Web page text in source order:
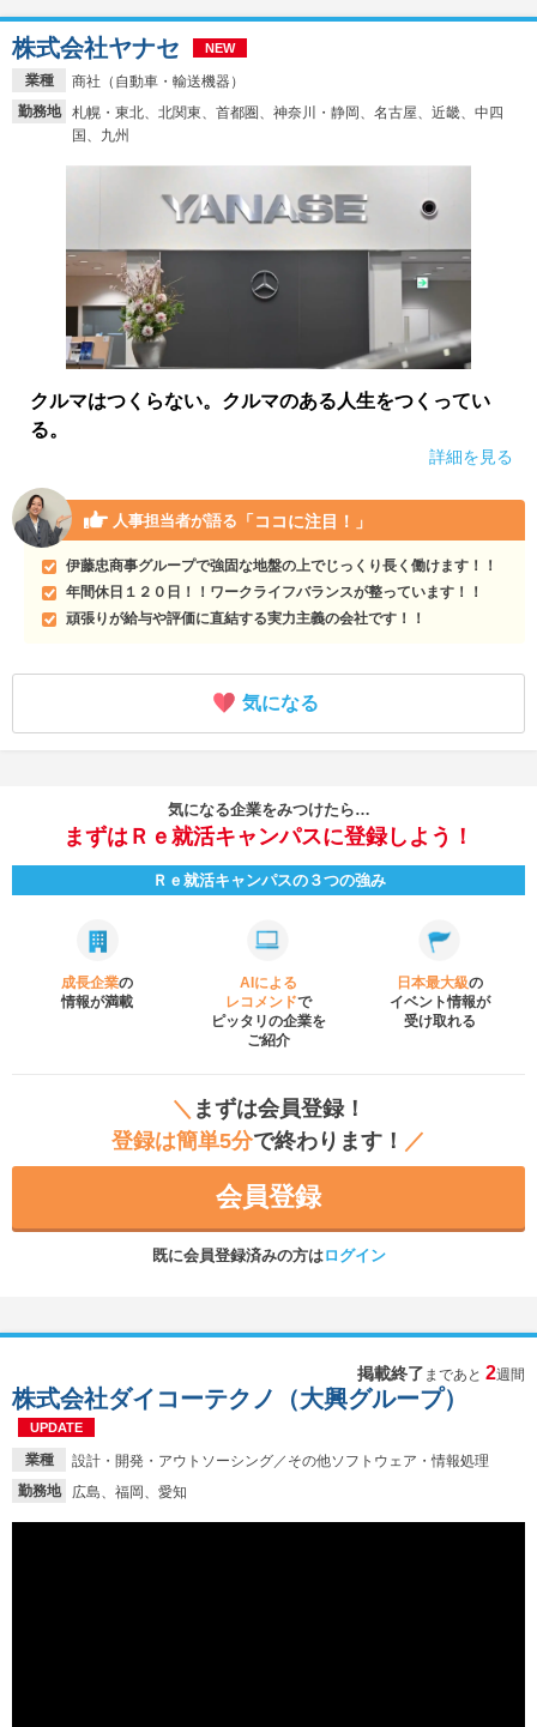
業種
商社（自動車・輸送機器）
勤務地
札幌・東北、北関東、首都圏、神奈川・静岡、名古屋、近畿、中四
国、九州
株式会社ヤナセ NEW
クルマはつくらない。クルマのある人生をつくってい
る。
詳細を見る
人事担当者が語る 「ココに注目！」
伊藤忠商事グループで強固な地盤の上でじっくり長く働けます！！
年間休日１２０日！！ワークライフバランスが整っています！！
頑張りが給与や評価に直結する実力主義の会社です！！
気になる
気になる企業をみつけたら…
まずはＲｅ就活キャンパスに登録しよう！
Ｒｅ就活キャンパスの３つの強み
成長企業の
情報が満載
AIによる
レコメンドで
ピッタリの企業を
ご紹介
日本最大級の
イベント情報が
受け取れる
＼ まずは会員登録！
登録は簡単5分で終わります！ ／
会員登録
既に会員登録済みの方はログイン
掲載終了 まであと 2週間
業種
設計・開発・アウトソーシング／その他ソフトウェア・情報処理
勤務地
広島、福岡、愛知
株式会社ダイコーテクノ（大興グループ）
UPDATE